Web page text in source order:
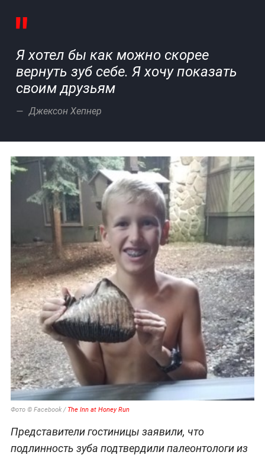
Я хотел бы как можно скорее
вернуть зуб себе. Я хочу показать
своим друзьям
Джексон Хепнер
Фото © Facebook / The Inn at Honey Run
Представители гостиницы заявили, что
подлинность зуба подтвердили палеонтологи из